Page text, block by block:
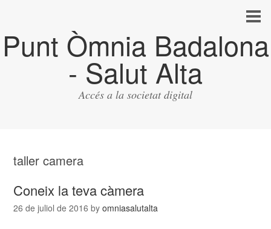
Punt Òmnia Badalona
- Salut Alta
Accés a la societat digital
taller camera
Coneix la teva càmera
26 de juliol de 2016 byomniasalutalta